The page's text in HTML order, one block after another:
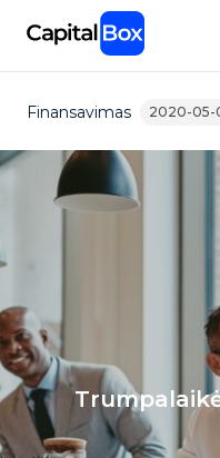
content
Finansavimas 2020-05-